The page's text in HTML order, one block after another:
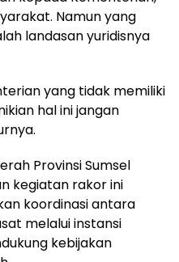
Namun yang
landasan yuridisnya
yang tidak memiliki
hal ini jangan
Provinsi Sumsel
kegiatan rakor ini
koordinasi antara
melalui instansi
kebijakan